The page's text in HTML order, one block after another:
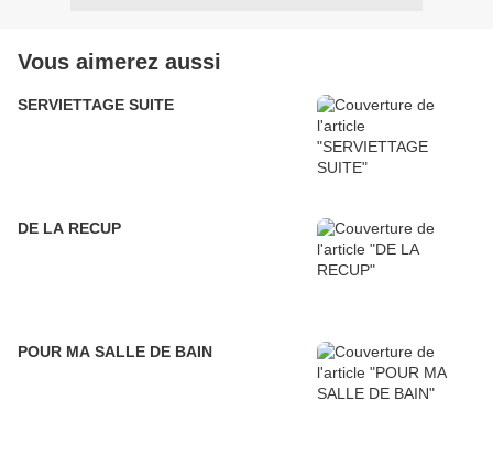
Vous aimerez aussi
SERVIETTAGE SUITE
DE LA RECUP
POUR MA SALLE DE BAIN